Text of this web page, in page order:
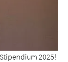
2025!